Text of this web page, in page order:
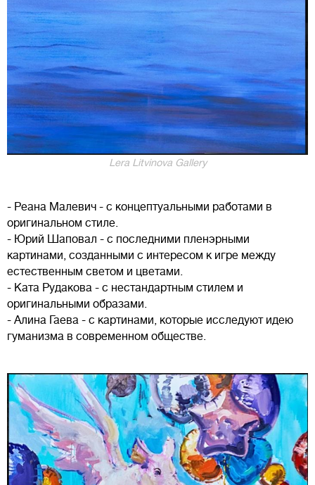
Lera Litvinova Gallery
- Реана Малевич - с концептуальными работами в
оригинальном стиле.
- Юрий Шаповал - с последними пленэрными
картинами, созданными с интересом к игре между
естественным светом и цветами.
- Ката Рудакова - с нестандартным стилем и
оригинальными образами.
- Алина Гаева - с картинами, которые исследуют идею
гуманизма в современном обществе.